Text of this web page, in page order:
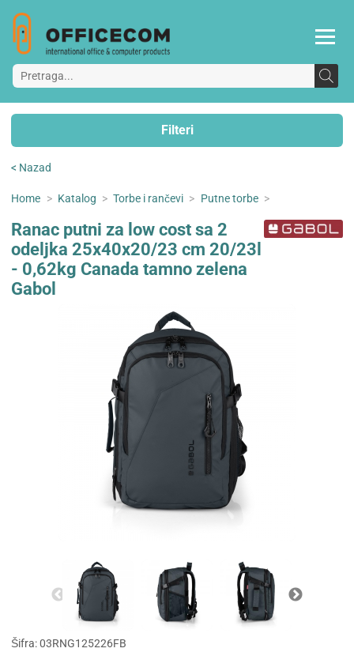
Filteri
< Nazad
Home > Katalog > Torbe i rančevi > Putne torbe >
Ranac putni za low cost sa 2
odeljka 25x40x20/23 cm 20/23l
- 0,62kg Canada tamno zelena
Gabol
Šifra: 03RNG125226FB